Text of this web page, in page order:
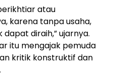
atau
karena tanpa usaha,
diraih,” ujarnya.
itu mengajak pemuda
kritik konstruktif dan